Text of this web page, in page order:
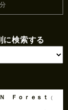
に検索する
Ｆｏｒｅｓｔ
(